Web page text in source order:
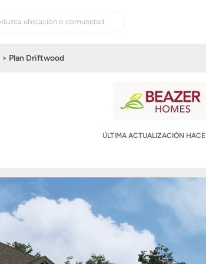
Plan Driftwood
ÚLTIMA ACTUALIZACIÓN HACE